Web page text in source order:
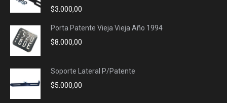
$3.000,00
Porta Patente Vieja Vieja Año 1994
$8.000,00
Soporte Lateral P/Patente
$5.000,00